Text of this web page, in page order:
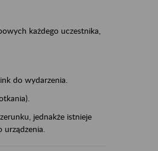
każdego uczestnika,
do wydarzenia.
jednakże istnieje